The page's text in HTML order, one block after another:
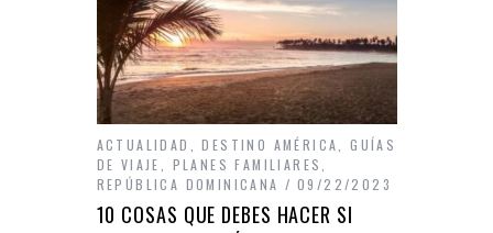
ACTUALIDAD ,DESTINO AMÉRICA ,GUÍAS
DE VIAJE
PLANES FAMILIARES
REPÚBLICA DOMINICANA
09/22/2023
10 COSAS QUE DEBES HACER SI